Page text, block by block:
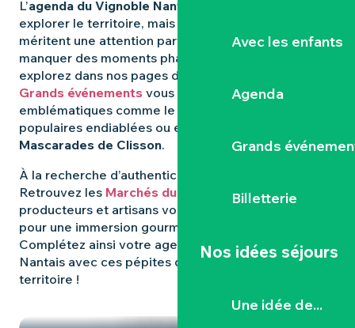
Avec les enfants
Agenda
Grands
Billetterie
Nos idées séjours
Une idée de...
L’agenda du Vignoble Nantais
explorer le territoire, mais certaines expériences
méritent une attention particulière. Pour ne rien
manquer des moments phares qui animent la région,
explorez dans nos pages dédiées : les
Grands événements vous révèlent les rendez-vous
emblématiques comme le
populaires endiablées ou encore les mystérieuses
Mascarades de Clisson.
À la recherche d’authenticité et de
Retrouvez les Marchés du Vignoble Nantais, où
producteurs et artisans vous donnent rendez-vous
pour une immersion gourmande et conviviale.
Complétez ainsi votre agenda dans le Vignoble
Nantais avec ces pépites qui font la richesse du
territoire !
LES MARCHÉS